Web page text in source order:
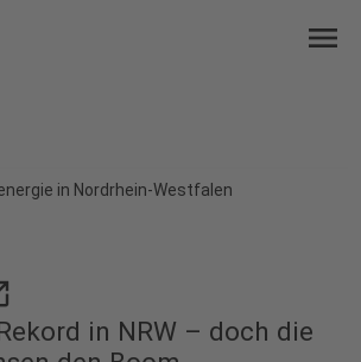
menu
in Nordrhein-Westfalen
in NRW – doch die